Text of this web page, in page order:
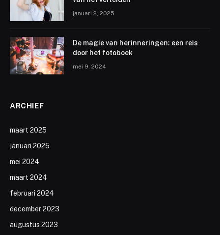
januari 2, 2025
De magie van herinneringen: een reis
door het fotoboek
mei 9, 2024
ARCHIEF
maart 2025
januari 2025
mei 2024
maart 2024
februari 2024
december 2023
augustus 2023